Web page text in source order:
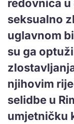
redovnica u
seksualno
uglavnom
su ga
njihovim
selidbe u
umjetničku